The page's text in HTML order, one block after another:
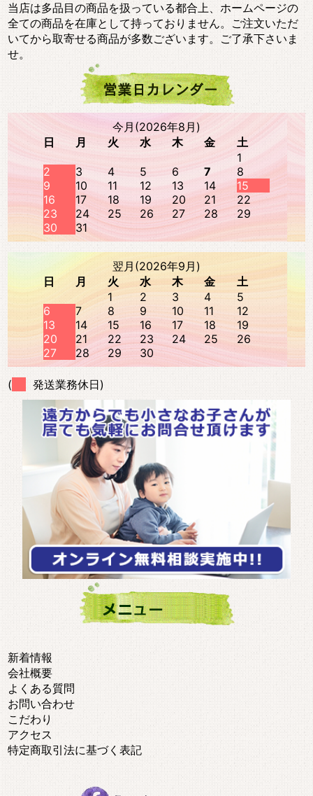
当店は多品目の商品を扱っている都合上、ホームページの
全ての商品を在庫として持っておりません。ご注文いただ
いてから取寄せる商品が多数ございます。ご了承下さいま
せ。
今月(2026年8月)
日
月 火 水 木 金
土
1
2
3 4 5 6 7
8
9
10 11 12 13 14
15
16
17 18 19 20 21
22
23
24 25 26 27 28
29
30
31
翌月(2026年9月)
日
月 火 水 木 金
土
1
2 3 4
5
6
7 8 9 10 11
12
13
14 15 16 17 18
19
20
21 22 23 24 25
26
27
28 29 30
( 発送業務休日)
新着情報
会社概要
よくある質問
お問い合わせ
こだわり
アクセス
特定商取引法に基づく表記